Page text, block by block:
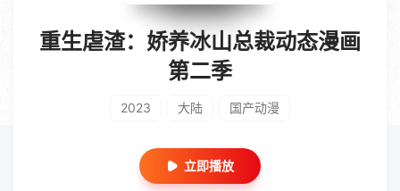
重生虐渣：娇养冰山总裁动态漫画
第二季
2023 大陆 国产动漫
立即播放